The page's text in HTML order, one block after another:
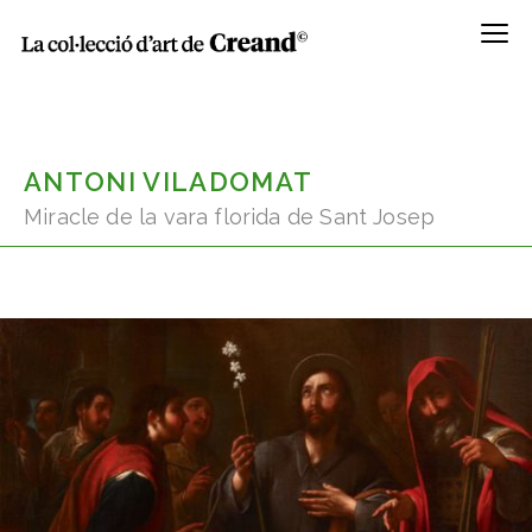
Menú
ANTONI VILADOMAT
Miracle de la vara florida de Sant Josep